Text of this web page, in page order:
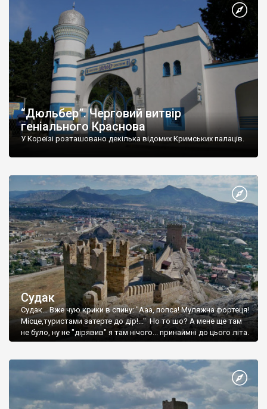
“Дюльбер”. Черговий витвір
геніального Краснова
У Кореїзі розташовано декілька відомих Кримських палаців.
Судак
Судак... Вже чую крики в спину: "Ааа, попса! Муляжна фортеця!
Місце,туристами затерте до дір!..." Но то шо? А мене ще там
не було, ну не "дірявив" я там нічого... принаймні до цього літа.